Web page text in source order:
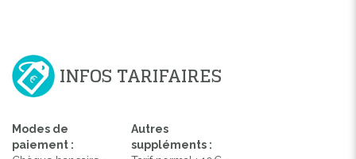
INFOS TARIFAIRES
Modes de
paiement :
Autres
suppléments :